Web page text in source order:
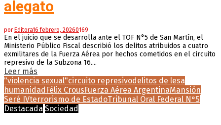
alegato
por Editora16 febrero, 20260169
En el juicio que se desarrolla ante el TOF N°5 de San Martín, el
Ministerio Público Fiscal describió los delitos atribuidos a cuatro
exmilitares de la Fuerza Aérea por hechos cometidos en el circuito
represivo de la Subzona 16....
Leer más
"violencia sexual"circuito represivodelitos de lesa
humanidad Félix Crous Fuerza Aérea ArgentinaMansión
Seré IVterrorismo de EstadoTribunal Oral Federal N°5
Destacada Sociedad